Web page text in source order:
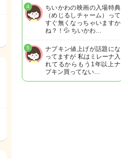
ちいかわの映画の入場特典
（めじるしチャーム）って
すぐ無くなっちゃいますか
ね？！💦 ちいかわ…
4
ナプキン値上げが話題にな
ってますが 私はミレーナ入
れてるからもう1年以上ナ
プキン買ってない…
5